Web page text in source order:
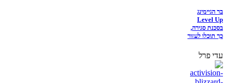
בר הגיימינג
Level Up
בסכנת סגירה,
כך תוכלו לעזור
עדי פרל